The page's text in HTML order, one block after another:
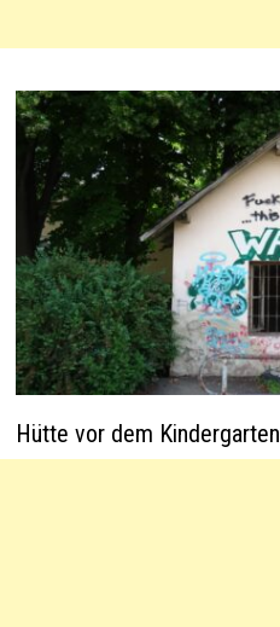
Hütte vor dem Kindergarten